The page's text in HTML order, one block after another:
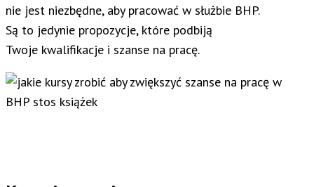
nie jest niezbędne, aby pracować w służbie BHP.
Są to jedynie propozycje, które podbiją
Twoje kwalifikacje i szanse na pracę.